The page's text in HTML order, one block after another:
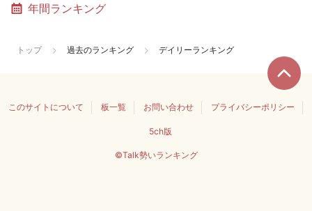
年間ランキング
トップ 過去のランキング デイリーランキング
このサイトについて 板一覧 お問い合わせ プライバシーポリシー
5ch版
©Talk勢いランキング